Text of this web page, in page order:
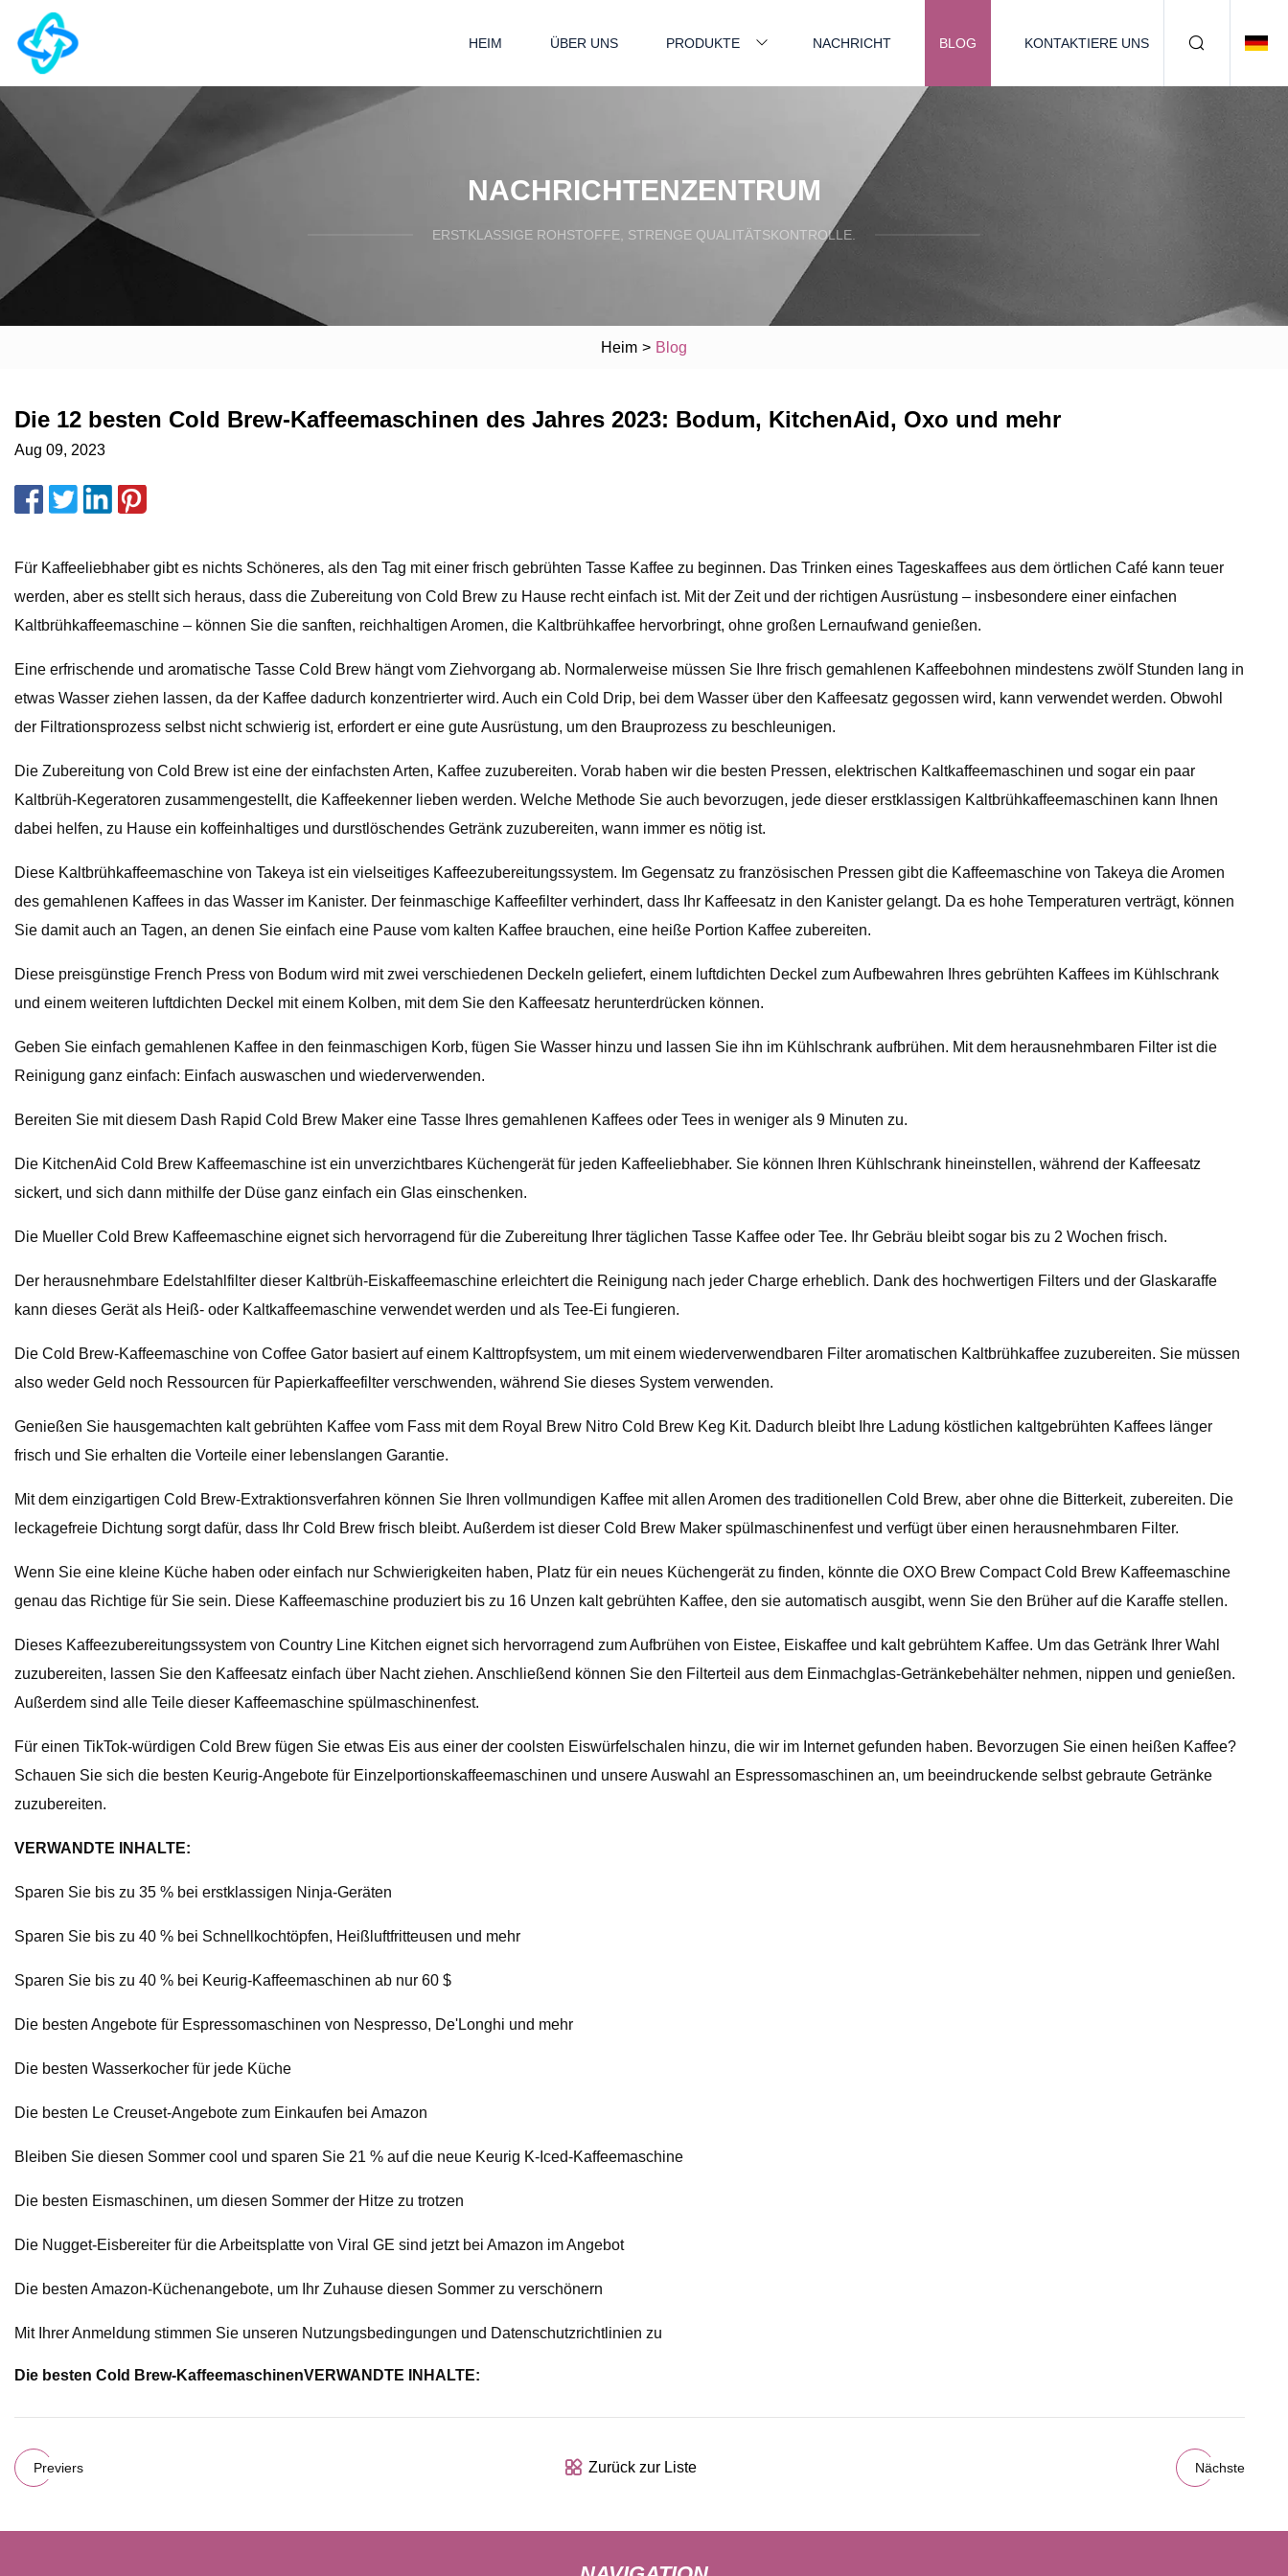
HEIM ÜBER UNS PRODUKTE NACHRICHT BLOG KONTAKTIERE UNS
NACHRICHTENZENTRUM
ERSTKLASSIGE ROHSTOFFE, STRENGE QUALITÄTSKONTROLLE.
Heim > Blog
Die 12 besten Cold Brew-Kaffeemaschinen des Jahres 2023: Bodum, KitchenAid, Oxo und mehr
Aug 09, 2023
Für Kaffeeliebhaber gibt es nichts Schöneres, als den Tag mit einer frisch gebrühten Tasse Kaffee zu beginnen. Das Trinken eines Tageskaffees aus dem örtlichen Café kann teuer
werden, aber es stellt sich heraus, dass die Zubereitung von Cold Brew zu Hause recht einfach ist. Mit der Zeit und der richtigen Ausrüstung – insbesondere einer einfachen
Kaltbrühkaffeemaschine – können Sie die sanften, reichhaltigen Aromen, die Kaltbrühkaffee hervorbringt, ohne großen Lernaufwand genießen.
Eine erfrischende und aromatische Tasse Cold Brew hängt vom Ziehvorgang ab. Normalerweise müssen Sie Ihre frisch gemahlenen Kaffeebohnen mindestens zwölf Stunden lang in
etwas Wasser ziehen lassen, da der Kaffee dadurch konzentrierter wird. Auch ein Cold Drip, bei dem Wasser über den Kaffeesatz gegossen wird, kann verwendet werden. Obwohl
der Filtrationsprozess selbst nicht schwierig ist, erfordert er eine gute Ausrüstung, um den Brauprozess zu beschleunigen.
Die Zubereitung von Cold Brew ist eine der einfachsten Arten, Kaffee zuzubereiten. Vorab haben wir die besten Pressen, elektrischen Kaltkaffeemaschinen und sogar ein paar
Kaltbrüh-Kegeratoren zusammengestellt, die Kaffeekenner lieben werden. Welche Methode Sie auch bevorzugen, jede dieser erstklassigen Kaltbrühkaffeemaschinen kann Ihnen
dabei helfen, zu Hause ein koffeinhaltiges und durstlöschendes Getränk zuzubereiten, wann immer es nötig ist.
Diese Kaltbrühkaffeemaschine von Takeya ist ein vielseitiges Kaffeezubereitungssystem. Im Gegensatz zu französischen Pressen gibt die Kaffeemaschine von Takeya die Aromen
des gemahlenen Kaffees in das Wasser im Kanister. Der feinmaschige Kaffeefilter verhindert, dass Ihr Kaffeesatz in den Kanister gelangt. Da es hohe Temperaturen verträgt, können
Sie damit auch an Tagen, an denen Sie einfach eine Pause vom kalten Kaffee brauchen, eine heiße Portion Kaffee zubereiten.
Diese preisgünstige French Press von Bodum wird mit zwei verschiedenen Deckeln geliefert, einem luftdichten Deckel zum Aufbewahren Ihres gebrühten Kaffees im Kühlschrank
und einem weiteren luftdichten Deckel mit einem Kolben, mit dem Sie den Kaffeesatz herunterdrücken können.
Geben Sie einfach gemahlenen Kaffee in den feinmaschigen Korb, fügen Sie Wasser hinzu und lassen Sie ihn im Kühlschrank aufbrühen. Mit dem herausnehmbaren Filter ist die
Reinigung ganz einfach: Einfach auswaschen und wiederverwenden.
Bereiten Sie mit diesem Dash Rapid Cold Brew Maker eine Tasse Ihres gemahlenen Kaffees oder Tees in weniger als 9 Minuten zu.
Die KitchenAid Cold Brew Kaffeemaschine ist ein unverzichtbares Küchengerät für jeden Kaffeeliebhaber. Sie können Ihren Kühlschrank hineinstellen, während der Kaffeesatz
sickert, und sich dann mithilfe der Düse ganz einfach ein Glas einschenken.
Die Mueller Cold Brew Kaffeemaschine eignet sich hervorragend für die Zubereitung Ihrer täglichen Tasse Kaffee oder Tee. Ihr Gebräu bleibt sogar bis zu 2 Wochen frisch.
Der herausnehmbare Edelstahlfilter dieser Kaltbrüh-Eiskaffeemaschine erleichtert die Reinigung nach jeder Charge erheblich. Dank des hochwertigen Filters und der Glaskaraffe
kann dieses Gerät als Heiß- oder Kaltkaffeemaschine verwendet werden und als Tee-Ei fungieren.
Die Cold Brew-Kaffeemaschine von Coffee Gator basiert auf einem Kalttropfsystem, um mit einem wiederverwendbaren Filter aromatischen Kaltbrühkaffee zuzubereiten. Sie müssen
also weder Geld noch Ressourcen für Papierkaffeefilter verschwenden, während Sie dieses System verwenden.
Genießen Sie hausgemachten kalt gebrühten Kaffee vom Fass mit dem Royal Brew Nitro Cold Brew Keg Kit. Dadurch bleibt Ihre Ladung köstlichen kaltgebrühten Kaffees länger
frisch und Sie erhalten die Vorteile einer lebenslangen Garantie.
Mit dem einzigartigen Cold Brew-Extraktionsverfahren können Sie Ihren vollmundigen Kaffee mit allen Aromen des traditionellen Cold Brew, aber ohne die Bitterkeit, zubereiten. Die
leckagefreie Dichtung sorgt dafür, dass Ihr Cold Brew frisch bleibt. Außerdem ist dieser Cold Brew Maker spülmaschinenfest und verfügt über einen herausnehmbaren Filter.
Wenn Sie eine kleine Küche haben oder einfach nur Schwierigkeiten haben, Platz für ein neues Küchengerät zu finden, könnte die OXO Brew Compact Cold Brew Kaffeemaschine
genau das Richtige für Sie sein. Diese Kaffeemaschine produziert bis zu 16 Unzen kalt gebrühten Kaffee, den sie automatisch ausgibt, wenn Sie den Brüher auf die Karaffe stellen.
Dieses Kaffeezubereitungssystem von Country Line Kitchen eignet sich hervorragend zum Aufbrühen von Eistee, Eiskaffee und kalt gebrühtem Kaffee. Um das Getränk Ihrer Wahl
zuzubereiten, lassen Sie den Kaffeesatz einfach über Nacht ziehen. Anschließend können Sie den Filterteil aus dem Einmachglas-Getränkebehälter nehmen, nippen und genießen.
Außerdem sind alle Teile dieser Kaffeemaschine spülmaschinenfest.
Für einen TikTok-würdigen Cold Brew fügen Sie etwas Eis aus einer der coolsten Eiswürfelschalen hinzu, die wir im Internet gefunden haben. Bevorzugen Sie einen heißen Kaffee?
Schauen Sie sich die besten Keurig-Angebote für Einzelportionskaffeemaschinen und unsere Auswahl an Espressomaschinen an, um beeindruckende selbst gebraute Getränke
zuzubereiten.
VERWANDTE INHALTE:
Sparen Sie bis zu 35 % bei erstklassigen Ninja-Geräten
Sparen Sie bis zu 40 % bei Schnellkochtöpfen, Heißluftfritteusen und mehr
Sparen Sie bis zu 40 % bei Keurig-Kaffeemaschinen ab nur 60 $
Die besten Angebote für Espressomaschinen von Nespresso, De'Longhi und mehr
Die besten Wasserkocher für jede Küche
Die besten Le Creuset-Angebote zum Einkaufen bei Amazon
Bleiben Sie diesen Sommer cool und sparen Sie 21 % auf die neue Keurig K-Iced-Kaffeemaschine
Die besten Eismaschinen, um diesen Sommer der Hitze zu trotzen
Die Nugget-Eisbereiter für die Arbeitsplatte von Viral GE sind jetzt bei Amazon im Angebot
Die besten Amazon-Küchenangebote, um Ihr Zuhause diesen Sommer zu verschönern
Mit Ihrer Anmeldung stimmen Sie unseren Nutzungsbedingungen und Datenschutzrichtlinien zu
Die besten Cold Brew-KaffeemaschinenVERWANDTE INHALTE:
Previers Zurück zur Liste Nächste